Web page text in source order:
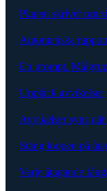
Planen skriver om
Automatiska
En prompt.
Upptäck avvikelser
Avvikelser syns
Stäng loopen på
Varje åtagande